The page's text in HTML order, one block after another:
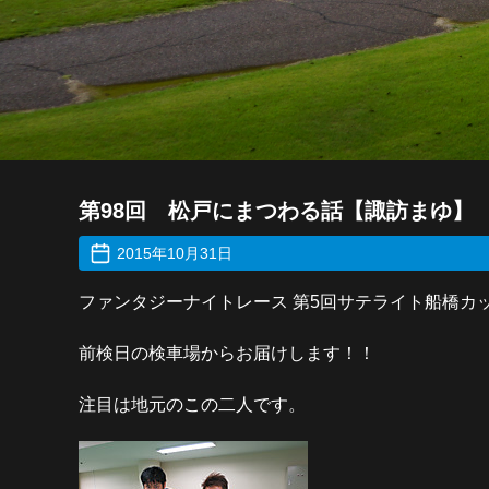
第98回 松戸にまつわる話【諏訪まゆ】
2015年10月31日
ファンタジーナイトレース 第5回サテライト船橋カ
前検日の検車場からお届けします！！
注目は地元のこの二人です。